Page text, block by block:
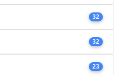
32
32
23